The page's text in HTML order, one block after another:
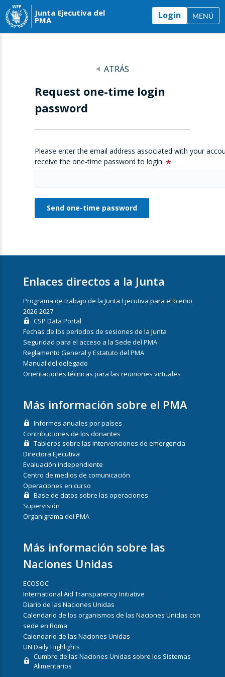
Junta Ejecutiva del
PMA Login MENÚ
ATRÁS
Request one-time login
password
Please enter the email address associated with your
receive the one-time password to login.
Enlaces directos a la Junta
Programa de trabajo de la Junta Ejecutiva para el bienio
2026-2027
CSP Data Portal
Fechas de los períodos de sesiones de la Junta
Seguridad para el acceso a la Sede del PMA
Reglamento General y Estatuto del PMA
Manual del delegado
Orientaciones técnicas para las reuniones virtuales
Más información sobre el PMA
Informes anuales por países
Contribuciones de los donantes
Tableros sobre las intervenciones de emergencia
Directora Ejecutiva
Evaluación independiente
Centro de medios de comunicación
Operaciones en curso
Base de datos sobre las operaciones
Supervisión
Organigrama del PMA
Más información sobre las
Naciones Unidas
ECOSOC
International Aid Transparency Initiative
Diario de las Naciones Unidas
Calendario de los organismos de las Naciones Unidas con
sede en Roma
Calendario de las Naciones Unidas
UN Daily Highlights
Cumbre de las Naciones Unidas sobre los Sistemas
Alimentarios